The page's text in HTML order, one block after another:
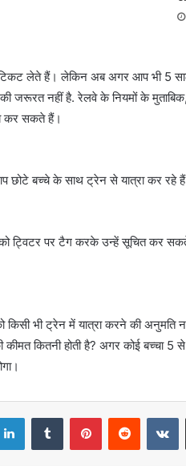
लेते हैं। लेकिन अब अगर आप भी 5
नहीं है. रेलवे के नियमों के मुताबिक,
कर सकते हैं।
छोटे बच्चे के साथ ट्रेन से यात्रा कर
ट्विटर पर टैग करके उन्हें सूचित कर
भी ट्रेन में यात्रा करने की अनुमति
कितनी होती है? अगर कोई बच्चा 5
उज्जैन
दो
लगा
खाने